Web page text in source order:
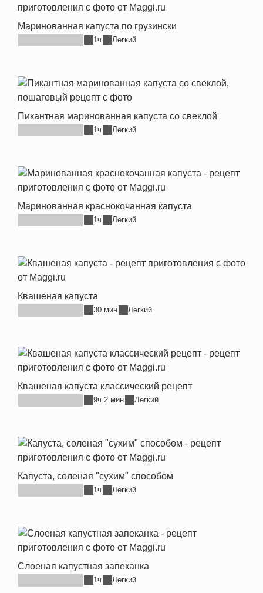
Маринованная капуста по грузински
1ч Легкий
Пикантная маринованная капуста со свеклой
1ч Легкий
Маринованная краснокочанная капуста
1ч Легкий
Квашеная капуста
30 мин Легкий
Квашеная капуста классический рецепт
9ч 2 мин Легкий
Капуста, соленая "сухим" способом
1ч Легкий
Слоеная капустная запеканка
1ч Легкий